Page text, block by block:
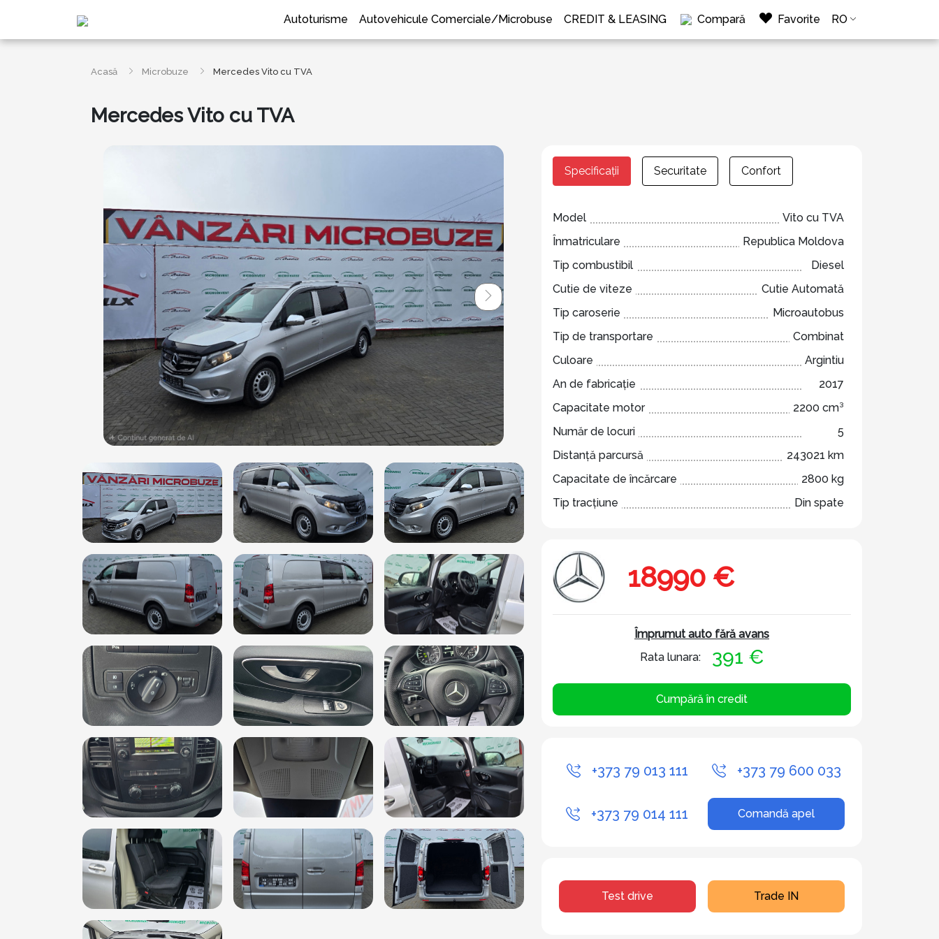
Autoturisme Autovehicule Comerciale/Microbuse CREDIT & LEASING Compară Favorite RO
Acasă Microbuze Mercedes Vito cu TVA
Mercedes Vito cu TVA
Specificații Securitate Confort
Model
Vito cu TVA
Înmatriculare
Republica Moldova
Tip combustibil
Diesel
Cutie de viteze
Cutie Automată
Tip caroserie
Microautobus
Tip de transportare
Combinat
Culoare
Argintiu
An de fabricație
2017
Capacitate motor
2200 cm³
Număr de locuri
5
Distanță parcursă
243021 km
Capacitate de încărcare
2800 kg
Tip tracțiune
Din spate
18990 €
Împrumut auto fără avans
Rata lunara:
391 €
Cumpără în credit
+373 79 013 111 +373 79 600 033
+373 79 014 111 Comandă apel
Test drive Trade IN